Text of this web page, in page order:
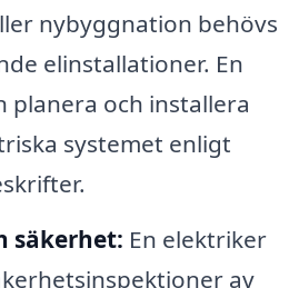
nybyggnation behövs
elinstallationer. En
planera och installera
systemet enligt
säkerhet: En elektriker
av